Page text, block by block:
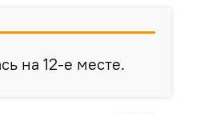
на 12-е месте.